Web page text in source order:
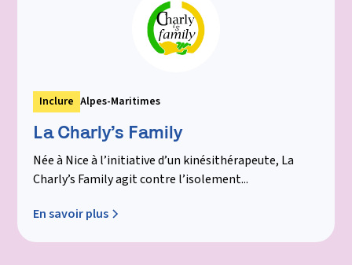
Inclure Alpes-Maritimes
La Charly’s Family
Née à Nice à l’initiative d’un kinésithérapeute, La
Charly’s Family agit contre l’isolement...
En savoir plus